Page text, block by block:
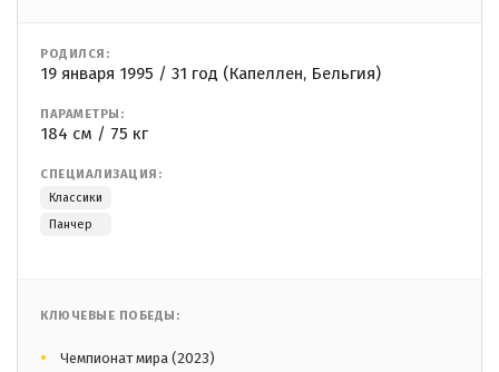
РОДИЛСЯ:
19 января 1995 / 31 год (Капеллен, Бельгия)
ПАРАМЕТРЫ:
184 см / 75 кг
СПЕЦИАЛИЗАЦИЯ:
Классики
Панчер
КЛЮЧЕВЫЕ ПОБЕДЫ:
Чемпионат мира (2023)